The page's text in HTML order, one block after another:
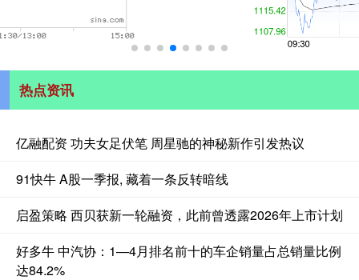
热点资讯
亿融配资 功夫女足伏笔 周星驰的神秘新作引发热议
91快牛 A股一季报, 藏着一条反转暗线
启盈策略 西贝获新一轮融资，此前曾透露2026年上市计划
好多牛 中汽协：1—4月排名前十的车企销量占总销量比例
达84.2%